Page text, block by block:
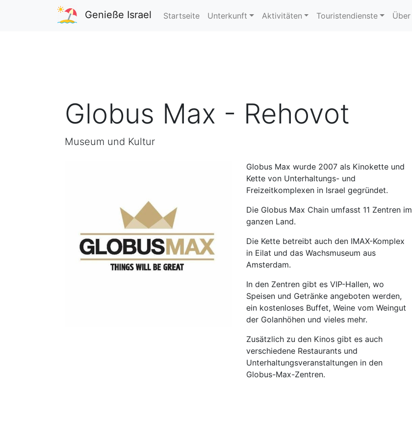
Genieße Israel Startseite Unterkunft Aktivitäten Touristendienste Über
Globus Max - Rehovot
Museum und Kultur
Globus Max wurde 2007 als Kinokette und
Kette von Unterhaltungs- und
Freizeitkomplexen in Israel gegründet.
Die Globus Max Chain umfasst 11 Zentren im
ganzen Land.
Die Kette betreibt auch den IMAX-Komplex
in Eilat und das Wachsmuseum aus
Amsterdam.
In den Zentren gibt es VIP-Hallen, wo
Speisen und Getränke angeboten werden,
ein kostenloses Buffet, Weine vom Weingut
der Golanhöhen und vieles mehr.
Zusätzlich zu den Kinos gibt es auch
verschiedene Restaurants und
Unterhaltungsveranstaltungen in den
Globus-Max-Zentren.